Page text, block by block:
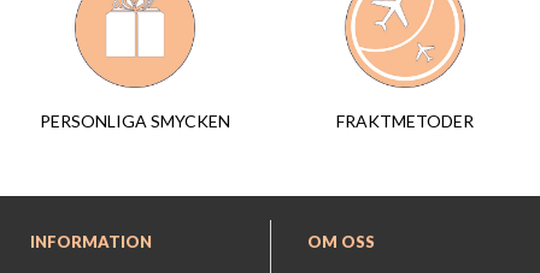
PERSONLIGA SMYCKEN FRAKTMETODER
INFORMATION OM OSS